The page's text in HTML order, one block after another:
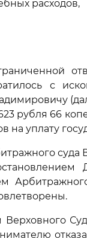
расходов,
с
рубля 66
на уплату
суда